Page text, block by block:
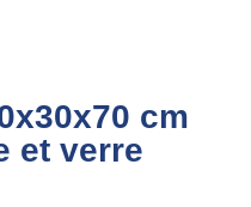
cm
et verre